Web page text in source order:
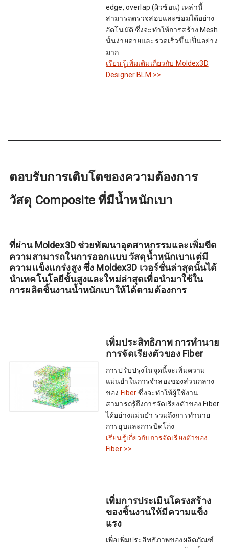
edge, overlap (ผิวซ้อน) เหล่านี้
สามารถตรวจสอบและซ่อมได้อย่าง
อัตโนมัติ ซึ่งจะทำให้การสร้าง Mesh
นั้นง่ายดายและรวดเร็วขึ้นเป็นอย่าง
มาก
เรียนรู้เพิ่มเติมเกี่ยวกับ Moldex3D
Designer BLM >>
ตอบรับการเติบโตของความต้องการ
วัสดุ Composite ที่มีน้ำหนักเบา
ที่ผ่าน Moldex3D ช่วยพัฒนาอุตสาหกรรมและเพิ่มขีด
ความสามารถในการออกแบบ วัสดุน้ำหนักเบาแต่มี
ความแข็งแกร่งสูง ซึ่ง Moldex3D เวอร์ชั่นล่าสุดนั้นได้
นำเทคโนโลยีขั้นสูงและใหม่ล่าสุดเพื่อนำมาใช้ใน
การผลิตชิ้นงานน้ำหนักเบาให้ได้ตามต้องการ
เพิ่มประสิทธิภาพ การทำนาย
การจัดเรียงตัวของ Fiber
การปรับปรุงในจุดนี้จะเพิ่มความ
แม่นยำในการจำลองของส่วนกลาง
ของ Fiberซึ่งจะทำให้ผู้ใช้งาน
สามารถรู้ถึงการจัดเรียงตัวของ Fiber
ได้อย่างแม่นยำ รวมถึงการทำนาย
การยุบและการบิดโก่ง
เรียนรู้เกี่ยวกับการจัดเรียงตัวของ
Fiber >>
เพิ่มการประเมินโครงสร้าง
ของชิ้นงานให้มีความแข็ง
แรง
เพื่อเพิ่มประสิทธิภาพของผลิตภัณฑ์